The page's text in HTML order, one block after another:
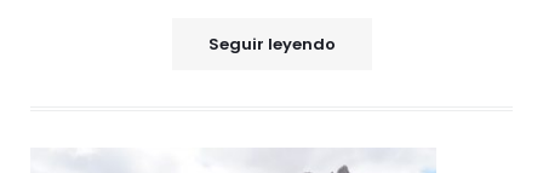
Seguir leyendo